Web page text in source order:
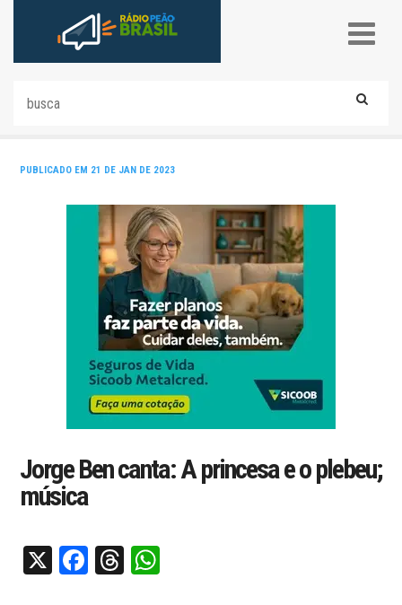
PUBLICADO EM 21 DE JAN DE 2023
Jorge Ben canta: A princesa e o plebeu;
música
X Facebook
Threads